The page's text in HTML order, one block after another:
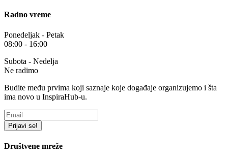
Radno vreme
Ponedeljak - Petak
08:00 - 16:00
Subota - Nedelja
Ne radimo
Budite među prvima koji saznaje koje događaje organizujemo i šta
ima novo u InspiraHub-u.
Prijavi se!
Društvene mreže